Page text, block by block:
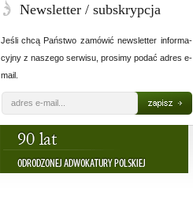
Newsletter / subskrypcja
Jeśli chcą Państwo zamówić newsletter informa-
cyjny z naszego serwisu, prosimy podać adres e-
mail.